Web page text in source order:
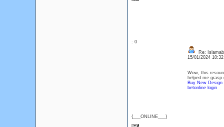
: 0
{___ONLINE___}
Re:
15/01/2024
Wow, this
helped me
Buy New Design
betonline login